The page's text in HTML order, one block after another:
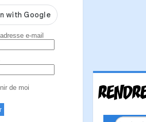
e-mail
de moi